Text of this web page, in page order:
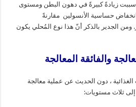
سببت زيادةً كبيرةً في دهون البطن ومستوى
انخفاض حساسية الأنسولين مقارنةً
ومن الجدير بالذكر أنّ هذا نوع المُحلي يكون
والفائقة المعالجة
، دون الحديث عن عملية معالجة
إلى ثلاث مستويات: